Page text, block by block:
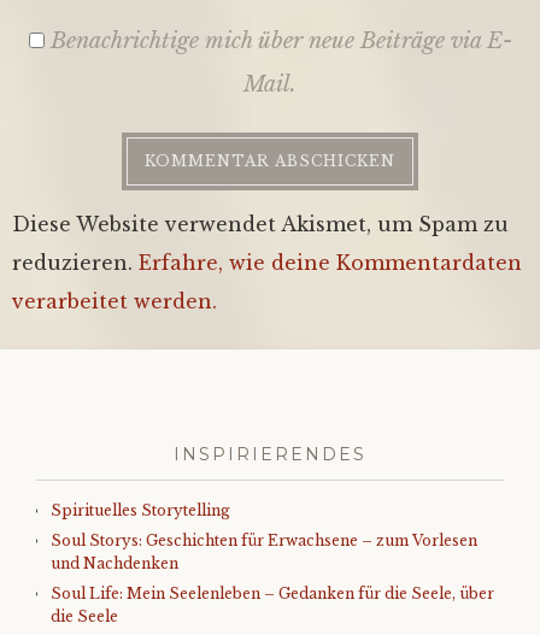
Benachrichtige mich über neue Beiträge via E-
Mail.
Diese Website verwendet Akismet, um Spam zu
reduzieren. Erfahre, wie deine Kommentardaten
verarbeitet werden.
INSPIRIERENDES
Spirituelles Storytelling
Soul Storys: Geschichten für Erwachsene – zum Vorlesen
und Nachdenken
Soul Life: Mein Seelenleben – Gedanken für die Seele, über
die Seele